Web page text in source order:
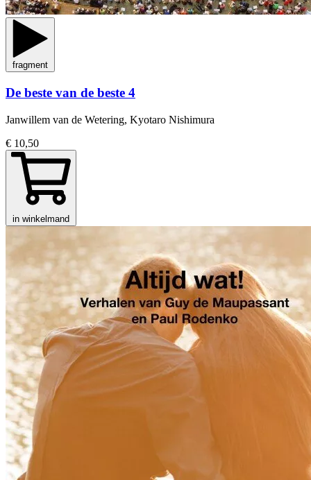
fragment
De beste van de beste 4
Janwillem van de Wetering, Kyotaro Nishimura
€ 10,50
in winkelmand